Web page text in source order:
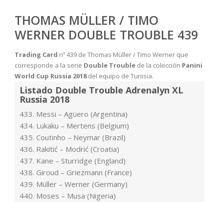
THOMAS MÜLLER / TIMO
WERNER DOUBLE TROUBLE 439
Trading Card nº 439 de Thomas Müller / Timo Werner que
corresponde a la serie Double Trouble de la colección Panini
World Cup Russia 2018del equipo de Tunisia.
Listado Double Trouble Adrenalyn XL
Russia 2018
433. Messi – Agüero (Argentina)
434. Lukaku – Mertens (Belgium)
435. Coutinho – Neymar (Brazil)
436. Rakitić – Modrić (Croatia)
437. Kane – Sturridge (England)
438. Giroud – Griezmann (France)
439. Müller – Werner (Germany)
440. Moses – Musa (Nigeria)